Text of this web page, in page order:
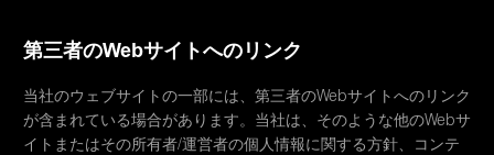
第三者のWebサイトへのリンク
当社のウェブサイトの一部には、第三者のWebサイトへのリンク
が含まれている場合があります。当社は、そのような他のWebサ
イトまたはその所有者/運営者の個人情報に関する方針、コンテ